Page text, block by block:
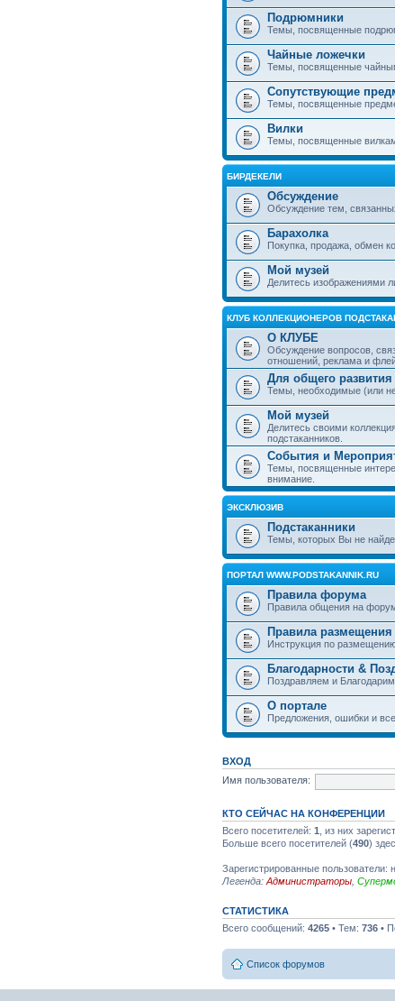
Подрюмники
Темы, посвященные
Чайные ложечки
Темы, посвященные
Сопутствующие
Темы, посвященные
Вилки
Темы, посвященные
БИРДЕКЕЛИ
Обсуждение
Обсуждение тем,
Барахолка
Покупка, продажа, обмен
Мой музей
Делитесь изображениями
КЛУБ КОЛЛЕКЦИОНЕРОВ
О КЛУБЕ
Обсуждение вопросов,
отношений, реклама и
Для общего развития
Темы, необходимые (или не
Мой музей
Делитесь своими
подстаканников.
События и
Темы, посвященные
внимание.
ЭКСКЛЮЗИВ
Подстаканники
Темы, которых Вы не
ПОРТАЛ WWW.PODSTAKANNIK.RU
Правила форума
Правила общения на
Правила
Инструкция по
Благодарности &
Поздравляем и
О портале
Предложения, ошибки и
ВХОД
Имя пользователя:
КТО СЕЙЧАС НА КОНФЕРЕНЦИИ
Всего посетителей: 1 , из них
Больше всего посетителей (490)
Зарегистрированные пользователи:
Легенда: Администраторы
СТАТИСТИКА
Всего сообщений: 4265 • Тем: 736 •
Список форумов